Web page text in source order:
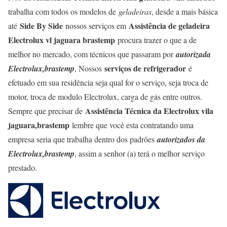
trabalha com todos os modelos de geladeiras, desde a mais básica
até Side By Side nossos serviços em Assistência de geladeira
Electrolux vl jaguara brastemp procura trazer o que a de
melhor no mercado, com técnicos que passaram porautorizada
Electrolux,brastemp, Nossos serviços de refrigerador é
efetuado em sua residência seja qual for o serviço, seja troca de
motor, troca de modulo Electrolux, carga de gás entre outros.
Sempre que precisar de Assistência Técnica da Electrolux vila
jaguara,brastemp lembre que você esta contratando uma
empresa seria que trabalha dentro dos padrõesautorizados da
Electrolux,brastemp, assim a senhor (a) terá o melhor serviço
prestado.